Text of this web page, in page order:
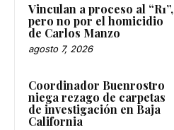
Vinculan a proceso al “R1”,
pero no por el homicidio
de Carlos Manzo
agosto 7, 2026
Coordinador Buenrostro
niega rezago de carpetas
de investigación en Baja
California